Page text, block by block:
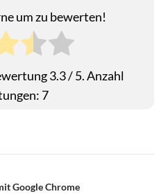
um zu bewerten!
3.3/ 5. Anzahl
7
Google Chrome